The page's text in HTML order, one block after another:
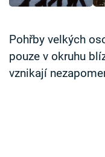
Pohřby velkých
pouze v okruhu
vznikají